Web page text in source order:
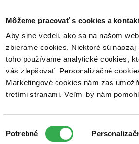
Môžeme pracovať s cookies a
Aby sme vedeli, ako sa na našom
zbierame cookies. Niektoré sú
toho používame analytické cookies,
vás zlepšovať. Personalizačné
Marketingové cookies nám zas
tretími stranami. Veľmi by nám
súhlasu
Potrebné
Poukážky Kontakt